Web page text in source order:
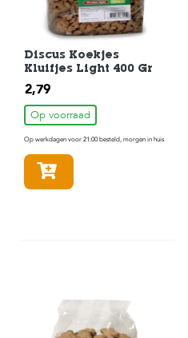
Discus Koekjes
Kluifjes Light 400 Gr
2,79
Op voorraad
Op werkdagen voor 21:00 besteld, morgen in huis